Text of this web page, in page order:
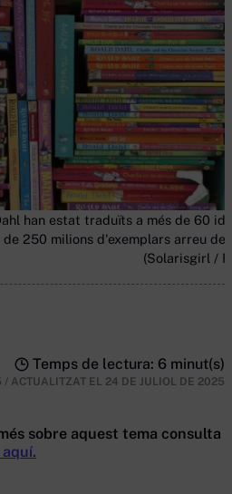
han estat traduïts a més de 60
de 250 milions d'exemplars arreu del
(Solarisgirl /
Temps de lectura: 6 minut(s)
/ ACTUALITZAT EL 24 DE JULIOL DE 2025
sobre aquest tema consulta